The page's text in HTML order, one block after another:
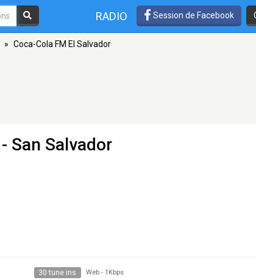
RADIO Session de Facebook
» Coca-Cola FM El Salvador
- San Salvador
30 tune ins Web - 1Kbps